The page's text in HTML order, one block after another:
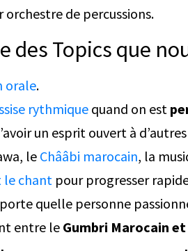
orchestre de percussions.
des Topics que
orale.
rythmiquequand on est
un esprit ouvert à d’autres
le Chââbi marocain, la
le chant pour progresser
quelle personne
entre le Gumbri Marocain